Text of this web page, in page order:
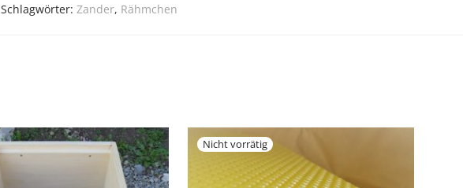
Schlagwörter: Zander, Rähmchen